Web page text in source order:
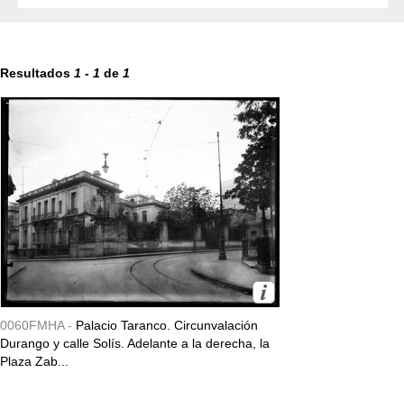
Resultados 1 - 1 de 1
0060FMHA - Palacio Taranco. Circunvalación
Durango y calle Solís. Adelante a la derecha, la
Plaza Zab...